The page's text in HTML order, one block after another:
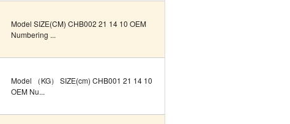
Model SIZE(CM) CHB002 21 14 10 OEM
Numbering ...
Model （KG） SIZE(cm) CHB001 21 14 10
OEM Nu...